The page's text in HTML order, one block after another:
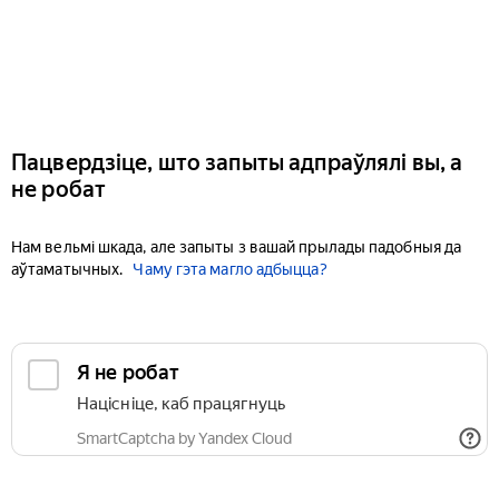
Пацвердзіце, што запыты адпраўлялі вы, а
не робат
Нам вельмі шкада, але запыты з вашай прылады падобныя да
аўтаматычных.
Чаму гэта магло адбыцца?
Я не робат
Націсніце, каб працягнуць
SmartCaptcha by Yandex Cloud